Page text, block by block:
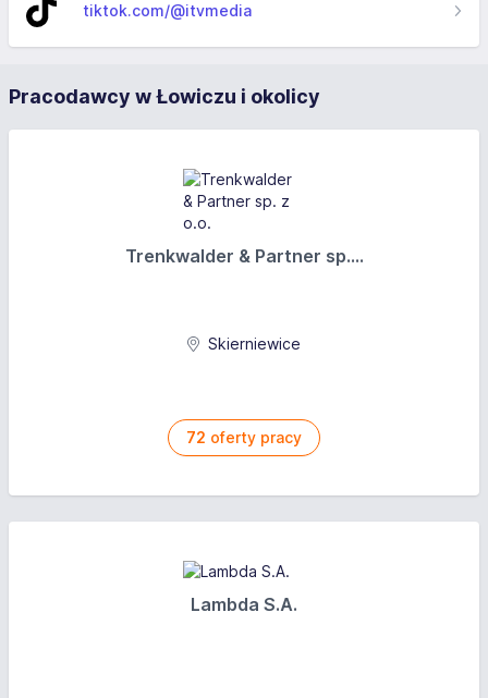
tiktok.com/@itvmedia
Pracodawcy w Łowiczu i okolicy
Trenkwalder & Partner sp....
Skierniewice
72 oferty pracy
Lambda S.A.